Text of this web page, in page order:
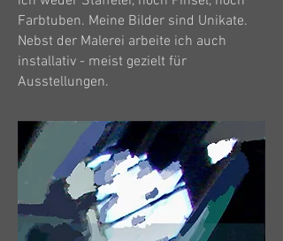
Farbtuben. Meine Bilder sind Unikate.
Nebst der Malerei arbeite ich auch
installativ - meist gezielt für
Ausstellungen.